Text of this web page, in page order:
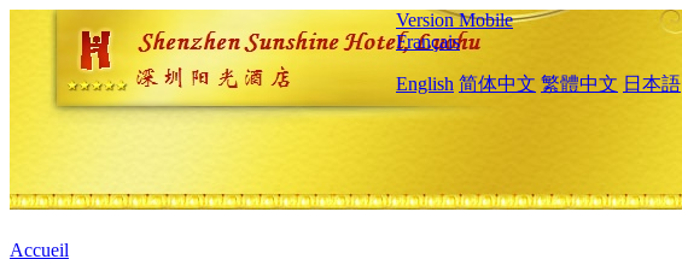
Version Mobile
Français
English 简体中文 繁體中文 日本語
Accueil